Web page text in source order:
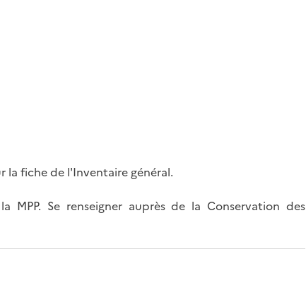
la fiche de l'Inventaire général.
MPP. Se renseigner auprès de la Conservation des